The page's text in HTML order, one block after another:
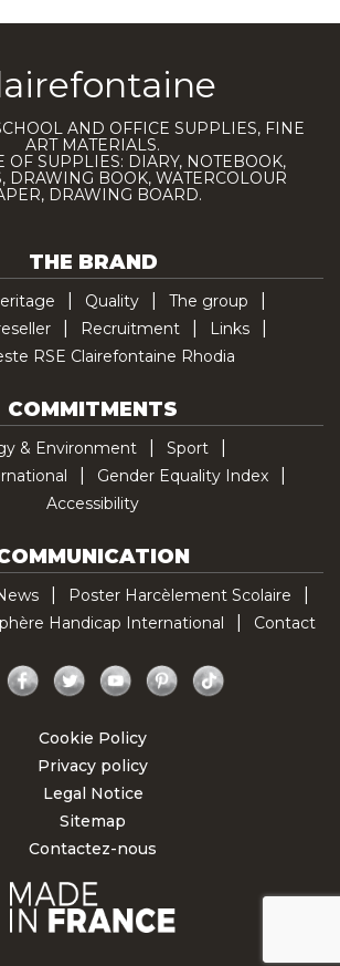
AND OFFICE SUPPLIES, FINE
ART MATERIALS.
OF SUPPLIES: DIARY, NOTEBOOK,
DRAWING BOOK, WATERCOLOUR
DRAWING BOARD.
THE BRAND
Quality
The group
Recruitment
Links
RSE Clairefontaine Rhodia
COMMITMENTS
& Environment
Sport
Gender Equality Index
Accessibility
Poster Harcèlement Scolaire
Handicap International
Contact
Facebook
Twitter YouTubePinterest
Cookie Policy
Privacy policy
Legal Notice
Sitemap
Contactez-nous